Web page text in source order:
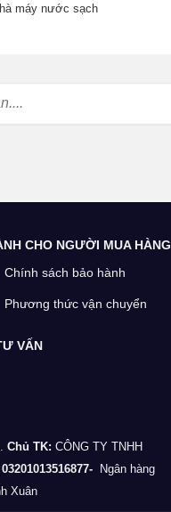
máy nước sạch
CHO NGƯỜI MUA HÀNG
Chính sách bảo hành
Phương thức vận chuyển
VẤN
Chủ TK: CÔNG TY TNHH
Ngân hàng
Xuân